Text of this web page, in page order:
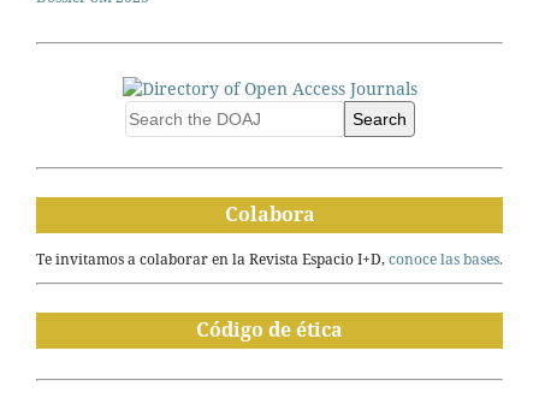
Search
Colabora
Te invitamos a colaborar en la Revista Espacio I+D,conoce las bases.
Código de ética